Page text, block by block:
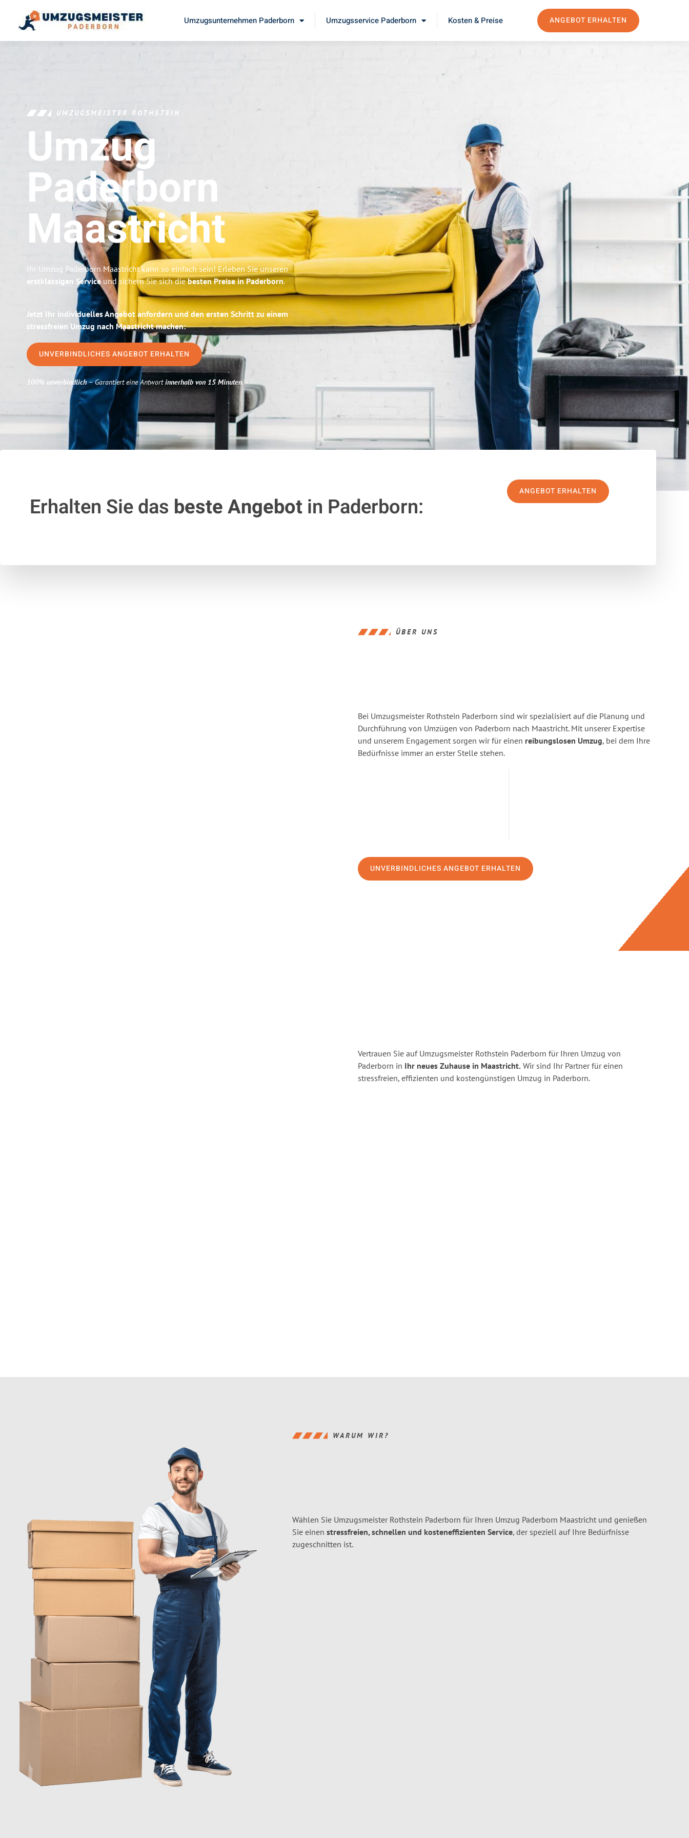
Umzugsunternehmen Paderborn Umzugsservice Paderborn Kosten & Preise ANGEBOT ERHALTEN
UMZUGSMEISTER ROTHSTEIN
Umzug
Paderborn
Maastricht
Ihr Umzug Paderborn Maastricht kann so einfach sein! Erleben Sie unseren
erstklassigen Serviceund sichern Sie sich diebesten Preise in Paderborn.
Jetzt Ihr individuelles Angebot anfordern und den ersten Schritt zu einem
stressfreien Umzug nach Maastricht machen:
UNVERBINDLICHES ANGEBOT ERHALTEN
100% unverbindlich– Garantiert eine Antwortinnerhalb von 15 Minuten.
Erhalten Sie das beste Angebotin Paderborn:
ANGEBOT ERHALTEN
ÜBER UNS
Bei Umzugsmeister Rothstein Paderborn sind wir spezialisiert auf die Planung und
Durchführung von Umzügen von Paderborn nach Maastricht. Mit unserer Expertise
und unserem Engagement sorgen wir für einen reibungslosen Umzug, bei dem Ihre
Bedürfnisse immer an erster Stelle stehen.
UNVERBINDLICHES ANGEBOT ERHALTEN
Vertrauen Sie auf Umzugsmeister Rothstein Paderborn für Ihren Umzug von
Paderborn in Ihr neues Zuhause in Maastricht. Wir sind Ihr Partner für einen
stressfreien, effizienten und kostengünstigen Umzug in Paderborn.
WARUM WIR?
Wählen Sie Umzugsmeister Rothstein Paderborn für Ihren Umzug Paderborn Maastricht und genießen
Sie einen stressfreien, schnellen und kosteneffizienten Service, der speziell auf Ihre Bedürfnisse
zugeschnitten ist.